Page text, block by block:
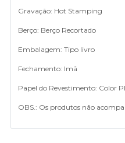
Gravação: Hot Stamping
Berço: Berço Recortado
Embalagem: Tipo livro
Fechamento: Imã
Papel do Revestimento: Color
OBS.: Os produtos não